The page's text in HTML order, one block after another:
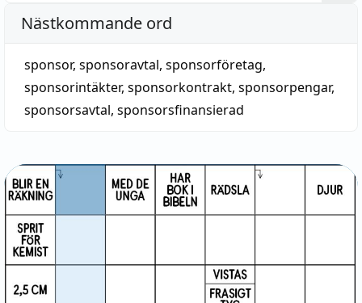
Nästkommande ord
sponsor, sponsoravtal, sponsorföretag,
sponsorintäkter, sponsorkontrakt, sponsorpengar,
sponsorsavtal, sponsorsfinansierad